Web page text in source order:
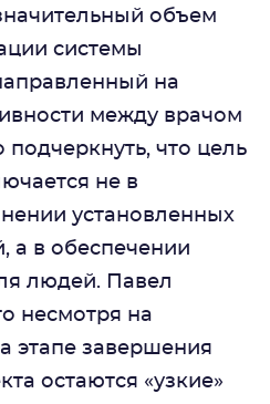
объем
системы
на
между врачом
что цель
не в
установленных
а в обеспечении
людей. Павел
несмотря на
этапе завершения
остаются «узкие»